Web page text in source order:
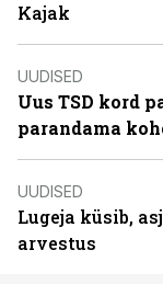
Kajak
UUDISED
Uus TSD kord
parandama
UUDISED
Lugeja küsib,
arvestus